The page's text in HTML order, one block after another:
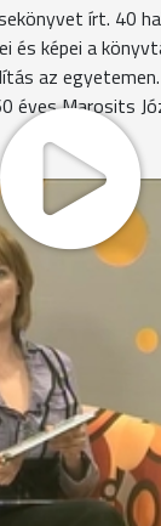
írt. 40
és képei a
az
éves Marosits
csatornánkon